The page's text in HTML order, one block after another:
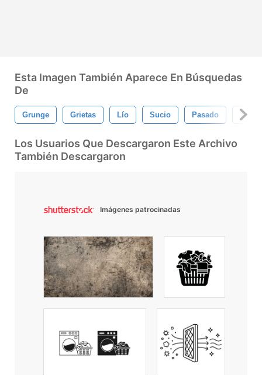
Esta Imagen También Aparece En Búsquedas
De
Grunge Grietas Lío Sucio Pasado
Los Usuarios Que Descargaron Este Archivo
También Descargaron
Imágenes patrocinadas